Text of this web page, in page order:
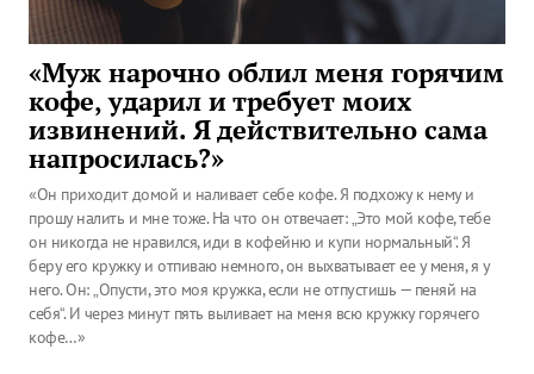
«Муж нарочно облил меня горячим
кофе, ударил и требует моих
извинений. Я действительно сама
напросилась?»
«Он приходит домой и наливает себе кофе. Я подхожу к нему и
прошу налить и мне тоже. На что он отвечает: „Это мой кофе, тебе
он никогда не нравился, иди в кофейню и купи нормальный“. Я
беру его кружку и отпиваю немного, он выхватывает ее у меня, я у
него. Он: „Опусти, это моя кружка, если не отпустишь — пеняй на
себя“. И через минут пять выливает на меня всю кружку горячего
кофе…»